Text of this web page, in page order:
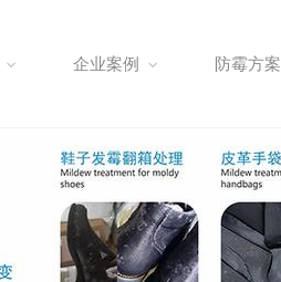
企业案例 防霉方案